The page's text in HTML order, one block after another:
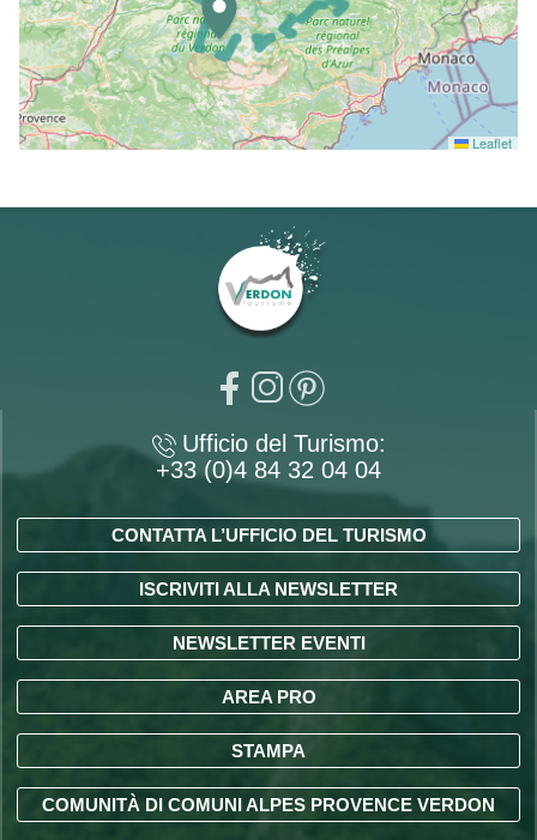
Leaflet
Ufficio del Turismo:
+33 (0)4 84 32 04 04
CONTATTA L’UFFICIO DEL TURISMO
ISCRIVITI ALLA NEWSLETTER
NEWSLETTER EVENTI
AREA PRO
STAMPA
COMUNITÀ DI COMUNI ALPES PROVENCE VERDON